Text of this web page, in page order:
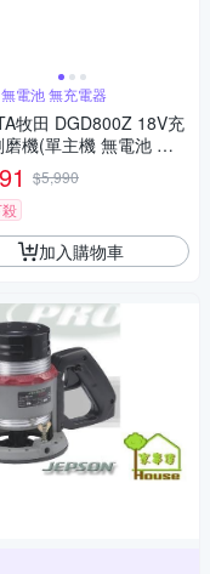
電池 無充電器
牧田 DGD800Z 18V充
磨機(單主機 無電池 無
)
$5,990
加入購物車